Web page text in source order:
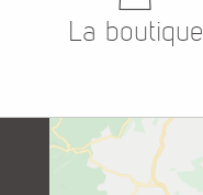
La boutique